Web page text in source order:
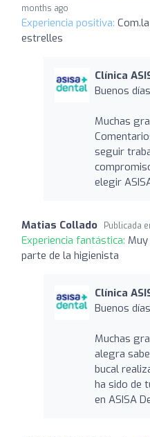
months ago
Experiencia positiva:
estrelles
Clínica
Buenos
Muchas
seguir
elegir
Matias Collado Publicada
Experiencia fantástica:
parte de la higienista
Clínica
Buenos
Muchas
alegra
bucal
ha sido de
en ASISA